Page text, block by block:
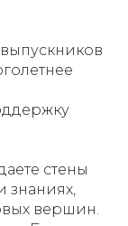
стены
знаниях,
вершин.